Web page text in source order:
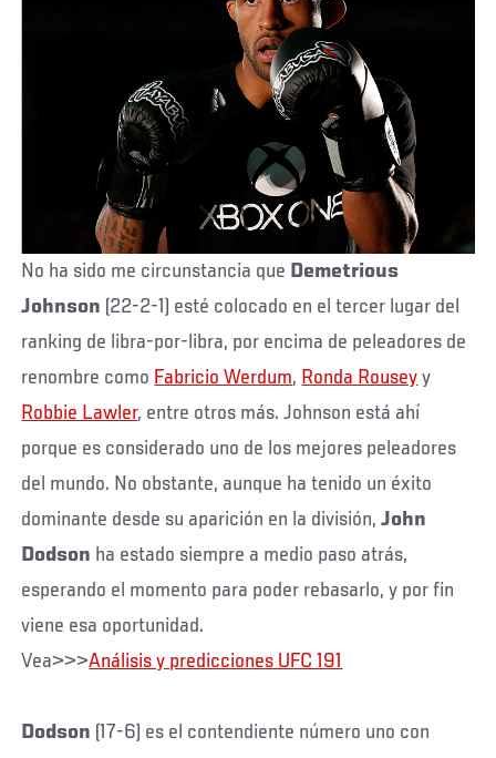
No ha sido me circunstancia que Demetrious
Johnson (22-2-1) esté colocado en el tercer lugar del
ranking de libra-por-libra, por encima de peleadores de
renombre como Fabricio Werdum, Ronda Rousey y
Robbie Lawler, entre otros más. Johnson está ahí
porque es considerado uno de los mejores peleadores
del mundo. No obstante, aunque ha tenido un éxito
dominante desde su aparición en la división,John
Dodson ha estado siempre a medio paso atrás,
esperando el momento para poder rebasarlo, y por fin
viene esa oportunidad.
Vea>>>Análisis y predicciones UFC 191
Dodson (17-6) es el contendiente número uno con